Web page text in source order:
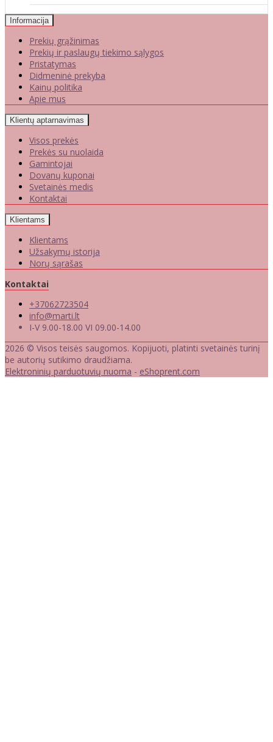
Informacija
Prekių grąžinimas
Prekių ir paslaugų tiekimo sąlygos
Pristatymas
Didmeninė prekyba
Kainų politika
Apie mus
Klientų aptarnavimas
Visos prekės
Prekės su nuolaida
Gamintojai
Dovanų kuponai
Svetainės medis
Kontaktai
Klientams
Klientams
Užsakymų istorija
Norų sąrašas
Kontaktai
+37062723504
info@marti.lt
I-V 9.00-18.00 VI 09.00-14.00
2026 © Visos teisės saugomos. Kopijuoti, platinti svetainės turinį
be autorių sutikimo draudžiama.
Elektroninių parduotuvių nuoma - eShoprent.com